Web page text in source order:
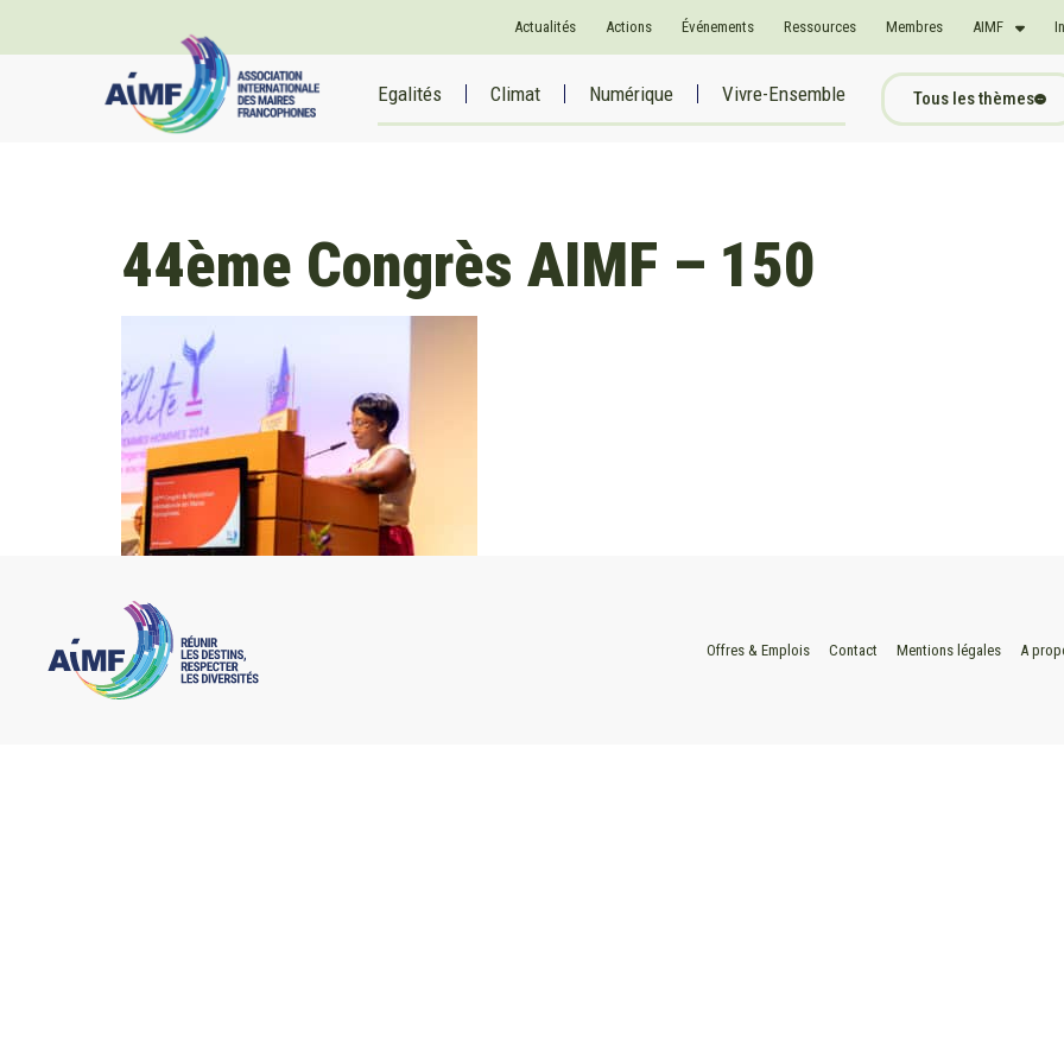
Actualités Actions Événements Ressources Membres AIMF
Egalités Climat Numérique Vivre-Ensemble Tous les thèmes
44ème Congrès AIMF – 150
Offres & Emplois Contact Mentions légales A